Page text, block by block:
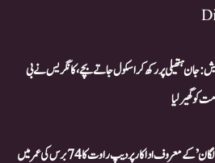
ہتھیلی پر رکھ کر اسکول جاتے بچے، کانگریس نے بی
کو گھیر لیا
‘گجنی’ اور ‘لگان’ کے معروف اداکار پردیپ راوت کا 74 برس کی عمر میں